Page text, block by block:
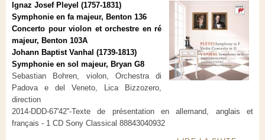
Ignaz Josef Pleyel (1757-1831)
Symphonie en fa majeur, Benton 136
Concerto pour violon et orchestre en ré
majeur, Benton 103A
Johann Baptist Vanhal (1739-1813)
Symphonie en sol majeur, Bryan G8
Sebastian Bohren, violon, Orchestra di
Padova e del Veneto, Lica Bizzozero,
direction
2014-DDD-67'42''-Texte de présentation en allemand, anglais et
français - 1 CD Sony Classical 88843040932